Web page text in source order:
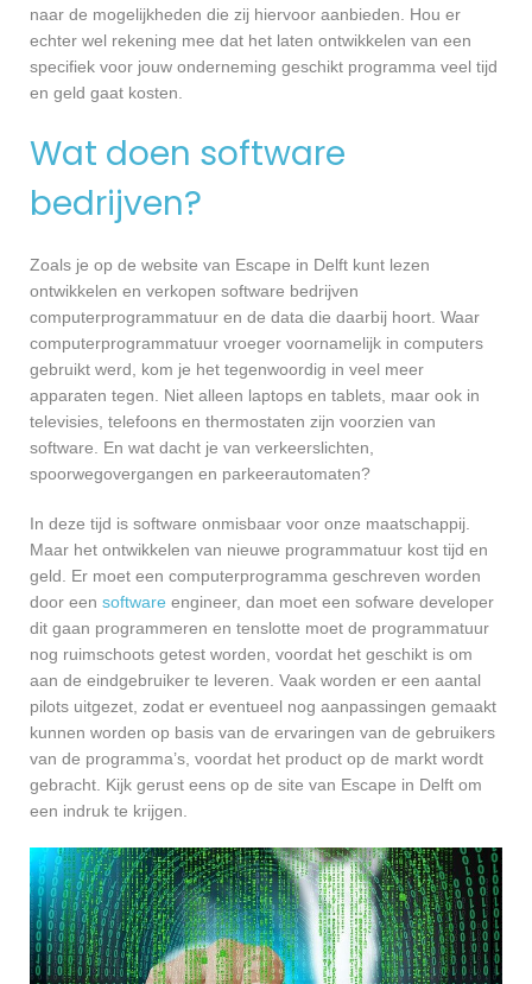
naar de mogelijkheden die zij hiervoor aanbieden. Hou er
echter wel rekening mee dat het laten ontwikkelen van een
specifiek voor jouw onderneming geschikt programma veel tijd
en geld gaat kosten.
Wat doen software
bedrijven?
Zoals je op de website van Escape in Delft kunt lezen
ontwikkelen en verkopen software bedrijven
computerprogrammatuur en de data die daarbij hoort. Waar
computerprogrammatuur vroeger voornamelijk in computers
gebruikt werd, kom je het tegenwoordig in veel meer
apparaten tegen. Niet alleen laptops en tablets, maar ook in
televisies, telefoons en thermostaten zijn voorzien van
software. En wat dacht je van verkeerslichten,
spoorwegovergangen en parkeerautomaten?
In deze tijd is software onmisbaar voor onze maatschappij.
Maar het ontwikkelen van nieuwe programmatuur kost tijd en
geld. Er moet een computerprogramma geschreven worden
door een software engineer, dan moet een sofware developer
dit gaan programmeren en tenslotte moet de programmatuur
nog ruimschoots getest worden, voordat het geschikt is om
aan de eindgebruiker te leveren. Vaak worden er een aantal
pilots uitgezet, zodat er eventueel nog aanpassingen gemaakt
kunnen worden op basis van de ervaringen van de gebruikers
van de programma’s, voordat het product op de markt wordt
gebracht. Kijk gerust eens op de site van Escape in Delft om
een indruk te krijgen.